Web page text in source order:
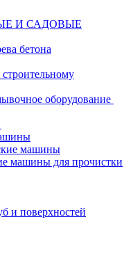
И САДОВЫЕ
бетона
оборудование
машины
машины для прочистки
и поверхностей